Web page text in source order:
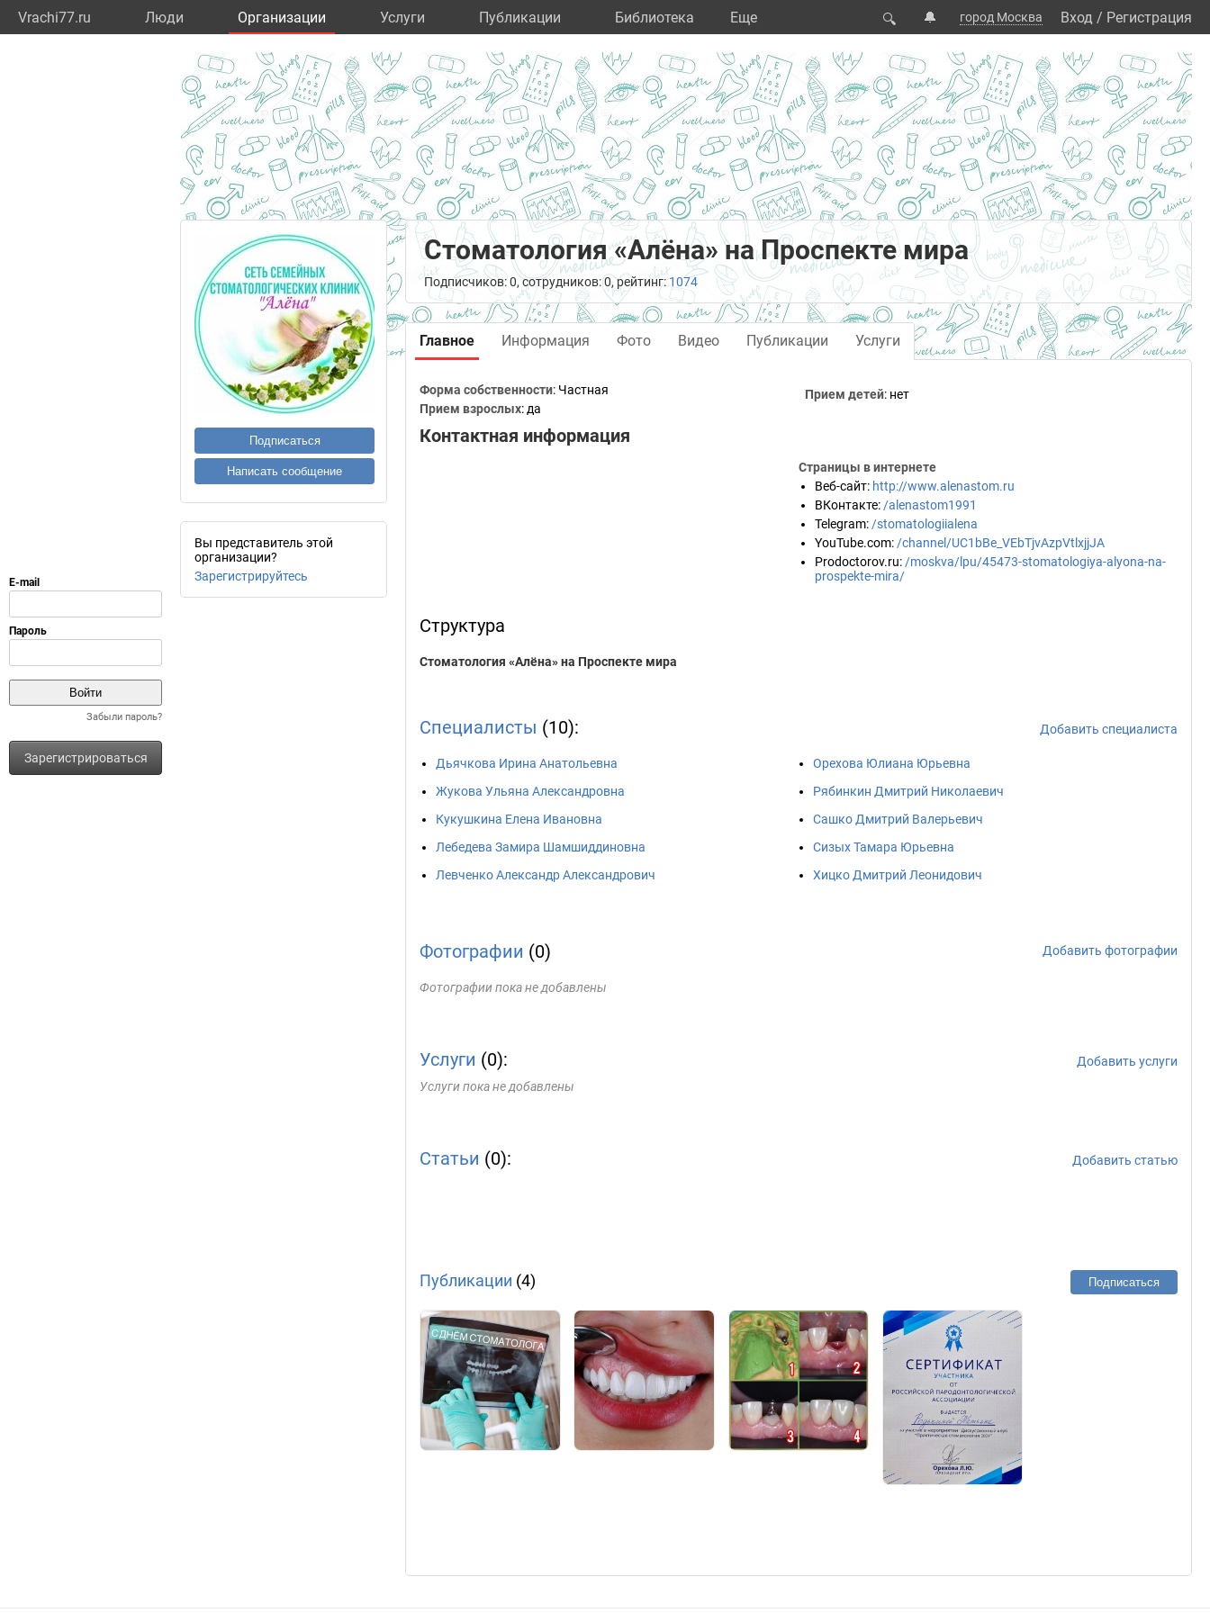
Vrachi77.ru Люди Организации Услуги Публикации Библиотека Eще 🔍 🔔 город Москва Вход / Регистрация
Забыли пароль?
Зарегистрироваться
Подписаться
Написать сообщение
Вы представитель этой
организации?
Зарегистрируйтесь
Стоматология «Алёна» на Проспекте мира
Подписчиков: 0, сотрудников: 0, рейтинг: 1074
Главное Информация Фото Видео Публикации Услуги
Форма собственности: Частная
Прием взрослых: да
Прием детей: нет
Контактная информация
Страницы в интернете
Веб-сайт: http://www.alenastom.ru
ВКонтакте: /alenastom1991
Telegram: /stomatologiialena
YouTube.com: /channel/UC1bBe_VEbTjvAzpVtlxjjJA
Prodoctorov.ru: /moskva/lpu/45473-stomatologiya-alyona-na-
prospekte-mira/
Структура
Стоматология «Алёна» на Проспекте мира
Специалисты (10): Добавить специалиста
Дьячкова Ирина Анатольевна
Жукова Ульяна Александровна
Кукушкина Елена Ивановна
Лебедева Замира Шамшиддиновна
Левченко Александр Александрович
Орехова Юлиана Юрьевна
Рябинкин Дмитрий Николаевич
Сашко Дмитрий Валерьевич
Сизых Тамара Юрьевна
Хицко Дмитрий Леонидович
Фотографии (0) Добавить фотографии
Фотографии пока не добавлены
Услуги (0):
Добавить услуги
Услуги пока не добавлены
Статьи (0): Добавить статью
Публикации (4) Подписаться